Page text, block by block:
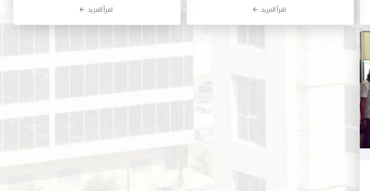
اقرأ المزيد اقرأ المزيد